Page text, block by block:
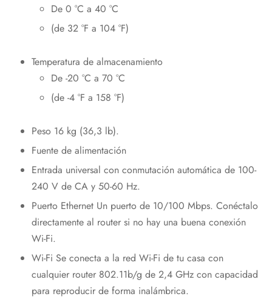
De 0 °C a 40 °C
(de 32 °F a 104 °F)
Temperatura de almacenamiento
De -20 °C a 70 °C
(de -4 °F a 158 °F)
Peso 16 kg (36,3 lb).
Fuente de alimentación
Entrada universal con conmutación automática de 100-
240 V de CA y 50-60 Hz.
Puerto Ethernet Un puerto de 10/100 Mbps. Conéctalo
directamente al router si no hay una buena conexión
Wi-Fi.
Wi-Fi Se conecta a la red Wi-Fi de tu casa con
cualquier router 802.11b/g de 2,4 GHz con capacidad
para reproducir de forma inalámbrica.